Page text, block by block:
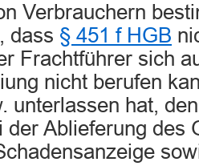
Verbrauchern
dass § 451 f HGB
Frachtführer sich
nicht berufen
unterlassen hat,
der Ablieferung des